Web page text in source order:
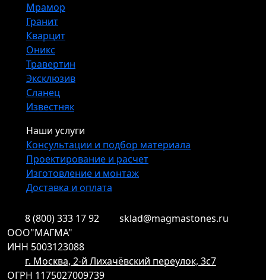
Мрамор
Гранит
Кварцит
Оникс
Травертин
Эксклюзив
Сланец
Известняк
Наши услуги
Консультации и подбор материала
Проектирование и расчет
Изготовление и монтаж
Доставка и оплата
8 (800) 333 17 92
sklad@magmastones.ru
ООО"МАГМА"
ИНН 5003123088
г. Москва, 2-й Лихачёвский переулок, 3с7
ОГРН 1175027009739